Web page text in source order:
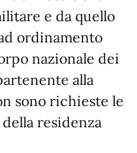
e da quello
ordinamento
nazionale dei
alla
sono richieste le
residenza